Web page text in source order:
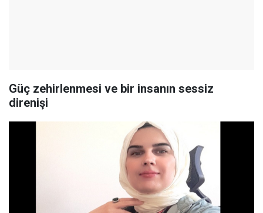
Güç zehirlenmesi ve bir insanın sessiz
direnişi